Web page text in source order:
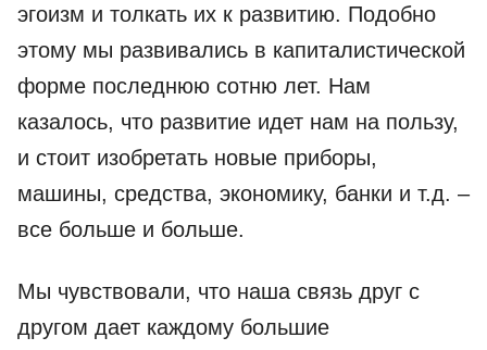
эгоизм и толкать их к развитию. Подобно
этому мы развивались в капиталистической
форме последнюю сотню лет. Нам
казалось, что развитие идет нам на пользу,
и стоит изобретать новые приборы,
машины, средства, экономику, банки и т.д. –
все больше и больше.
Мы чувствовали, что наша связь друг с
другом дает каждому большие